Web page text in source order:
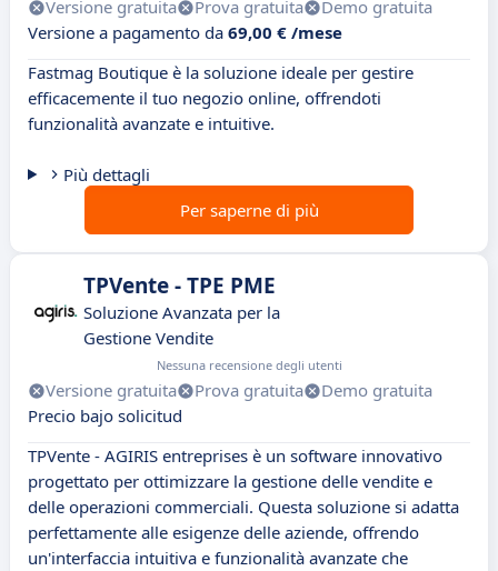
Versione gratuita Prova gratuita
Demo gratuita
Versione a pagamento da 69,00 € /mese
Fastmag Boutique è la soluzione ideale per gestire
efficacemente il tuo negozio online, offrendoti
funzionalità avanzate e intuitive.
Più dettagli
Per saperne di più
TPVente - TPE PME
Soluzione Avanzata per la
Gestione Vendite
Nessuna recensione degli utenti
Versione gratuita Prova gratuita
Demo gratuita
Precio bajo solicitud
TPVente - AGIRIS entreprises è un software innovativo
progettato per ottimizzare la gestione delle vendite e
delle operazioni commerciali. Questa soluzione si adatta
perfettamente alle esigenze delle aziende, offrendo
un'interfaccia intuitiva e funzionalità avanzate che